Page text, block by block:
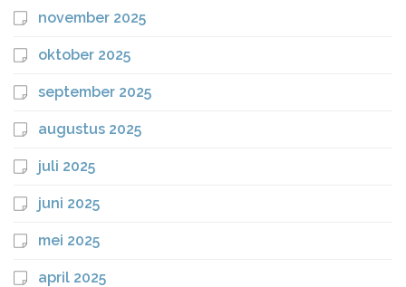
november 2025
oktober 2025
september 2025
augustus 2025
juli 2025
juni 2025
mei 2025
april 2025